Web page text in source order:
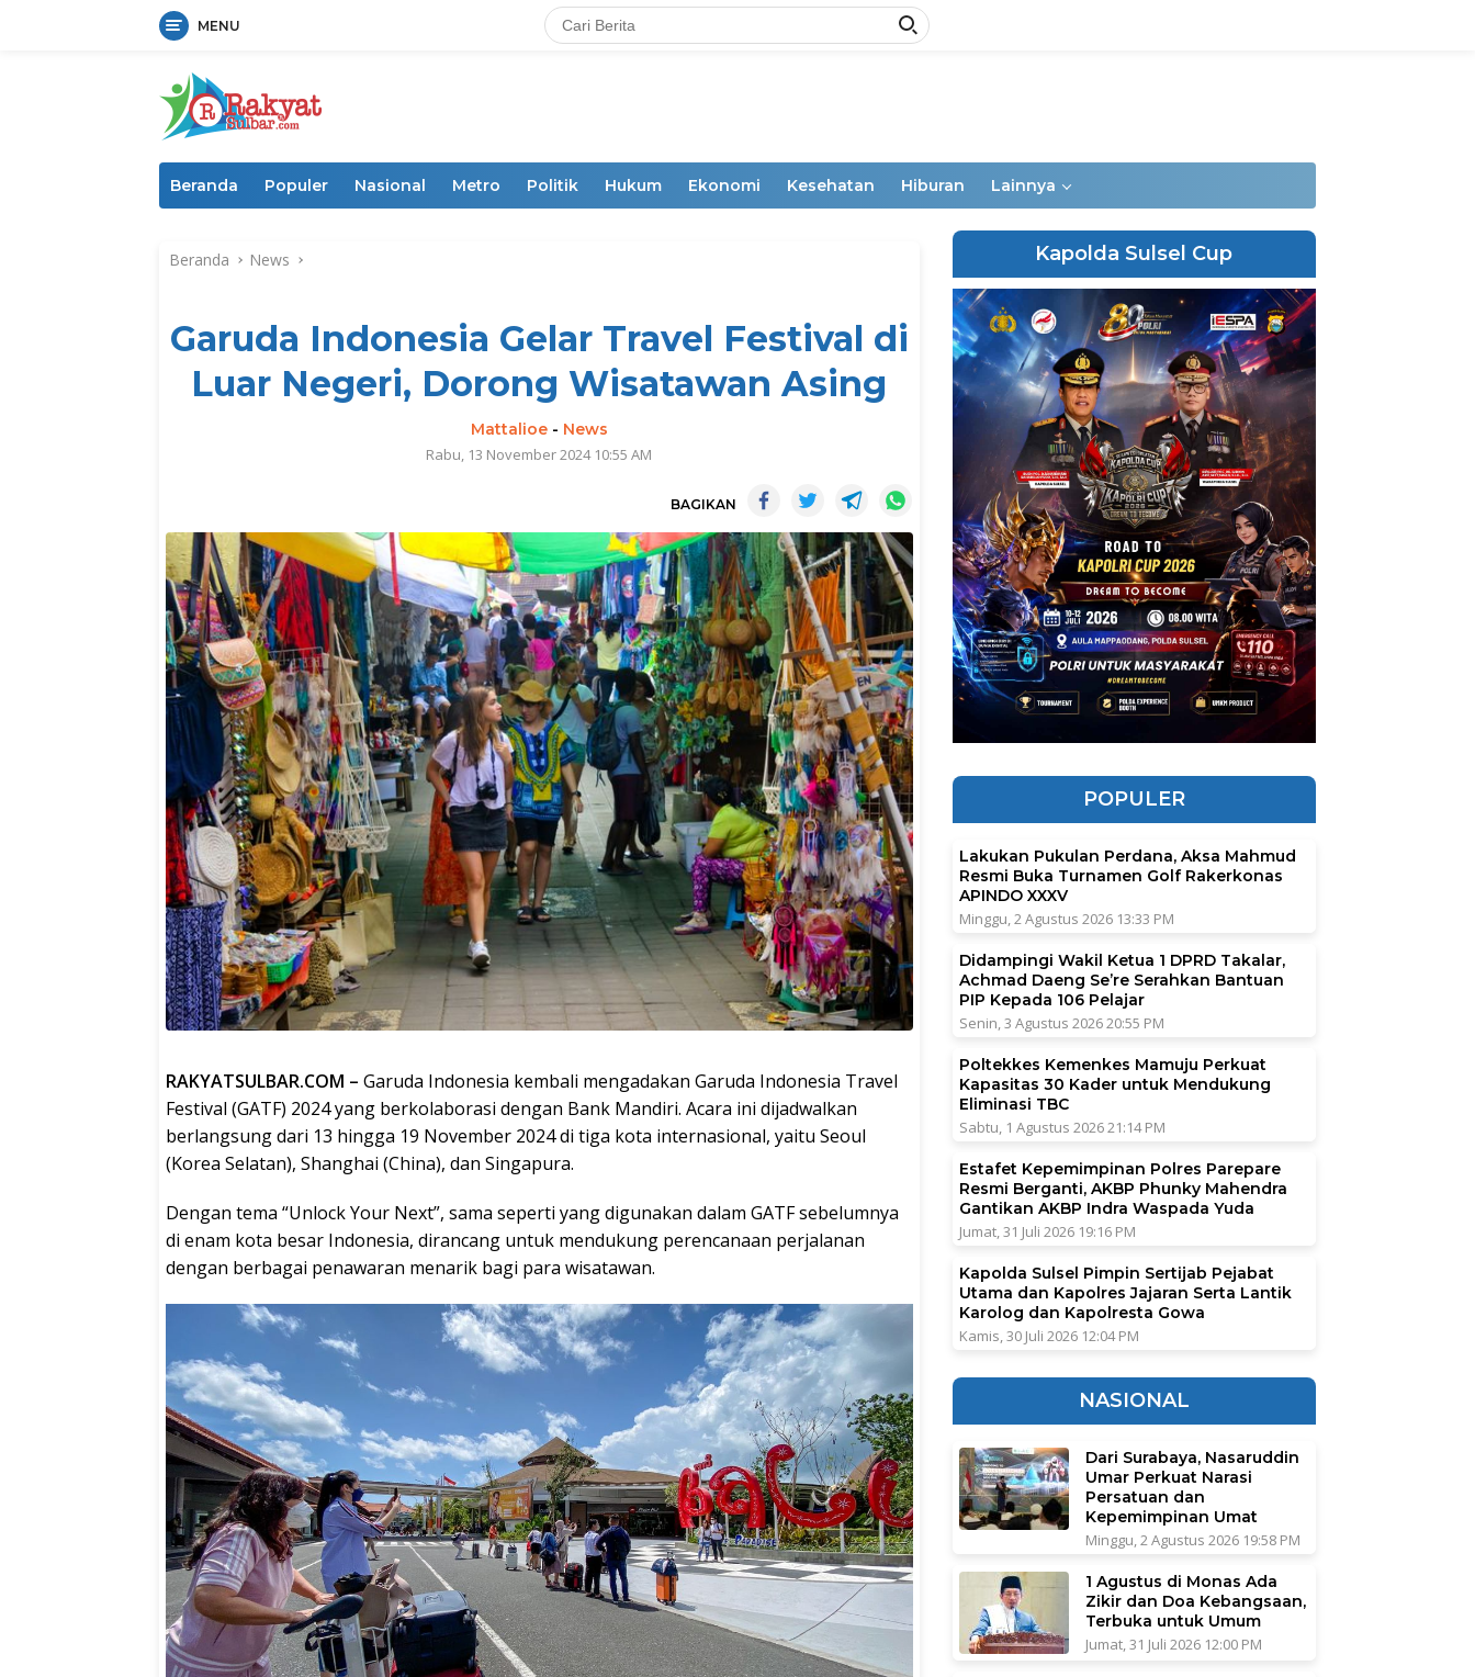
MENU
Beranda Populer Nasional Metro Politik Hukum Ekonomi Kesehatan Hiburan Lainnya
Beranda News
Garuda Indonesia Gelar Travel Festival di
Luar Negeri, Dorong Wisatawan Asing
Mattalioe- News
Rabu, 13 November 2024 10:55 AM
BAGIKAN
RAKYATSULBAR.COM – Garuda Indonesia kembali mengadakan Garuda Indonesia Travel
Festival (GATF) 2024 yang berkolaborasi dengan Bank Mandiri. Acara ini dijadwalkan
berlangsung dari 13 hingga 19 November 2024 di tiga kota internasional, yaitu Seoul
(Korea Selatan), Shanghai (China), dan Singapura.
Dengan tema “Unlock Your Next”, sama seperti yang digunakan dalam GATF sebelumnya
di enam kota besar Indonesia, dirancang untuk mendukung perencanaan perjalanan
dengan berbagai penawaran menarik bagi para wisatawan.
Kapolda Sulsel Cup
POPULER
Lakukan Pukulan Perdana, Aksa Mahmud
Resmi Buka Turnamen Golf Rakerkonas
APINDO XXXV
Minggu, 2 Agustus 2026 13:33 PM
Didampingi Wakil Ketua 1 DPRD Takalar,
Achmad Daeng Se’re Serahkan Bantuan
PIP Kepada 106 Pelajar
Senin, 3 Agustus 2026 20:55 PM
Poltekkes Kemenkes Mamuju Perkuat
Kapasitas 30 Kader untuk Mendukung
Eliminasi TBC
Sabtu, 1 Agustus 2026 21:14 PM
Estafet Kepemimpinan Polres Parepare
Resmi Berganti, AKBP Phunky Mahendra
Gantikan AKBP Indra Waspada Yuda
Jumat, 31 Juli 2026 19:16 PM
Kapolda Sulsel Pimpin Sertijab Pejabat
Utama dan Kapolres Jajaran Serta Lantik
Karolog dan Kapolresta Gowa
Kamis, 30 Juli 2026 12:04 PM
NASIONAL
Dari Surabaya, Nasaruddin
Umar Perkuat Narasi
Persatuan dan
Kepemimpinan Umat
Minggu, 2 Agustus 2026 19:58 PM
1 Agustus di Monas Ada
Zikir dan Doa Kebangsaan,
Terbuka untuk Umum
Jumat, 31 Juli 2026 12:00 PM